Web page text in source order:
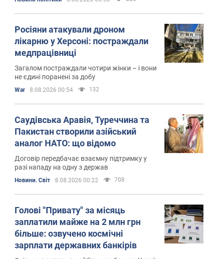
Росіяни атакували дроном
лікарню у Херсоні: постраждали
медпрацівниці
Загалом постраждали чотири жінки – і вони
не єдині поранені за добу
War 8.08.2026 00:54 132
Саудівська Аравія, Туреччина та
Пакистан створили азійський
аналог НАТО: що відомо
Договір передбачає взаємну підтримку у
разі нападу на одну з держав
Новини. Світ 8.08.2026 00:22 708
Голові "Привату" за місяць
заплатили майже на 2 млн грн
більше: озвучено космічні
зарплати державних банкірів